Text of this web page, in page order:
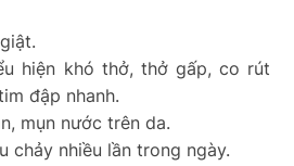
hiện khó thở, thở gấp, co rút
đập nhanh.
mụn nước trên da.
chảy nhiều lần trong ngày.